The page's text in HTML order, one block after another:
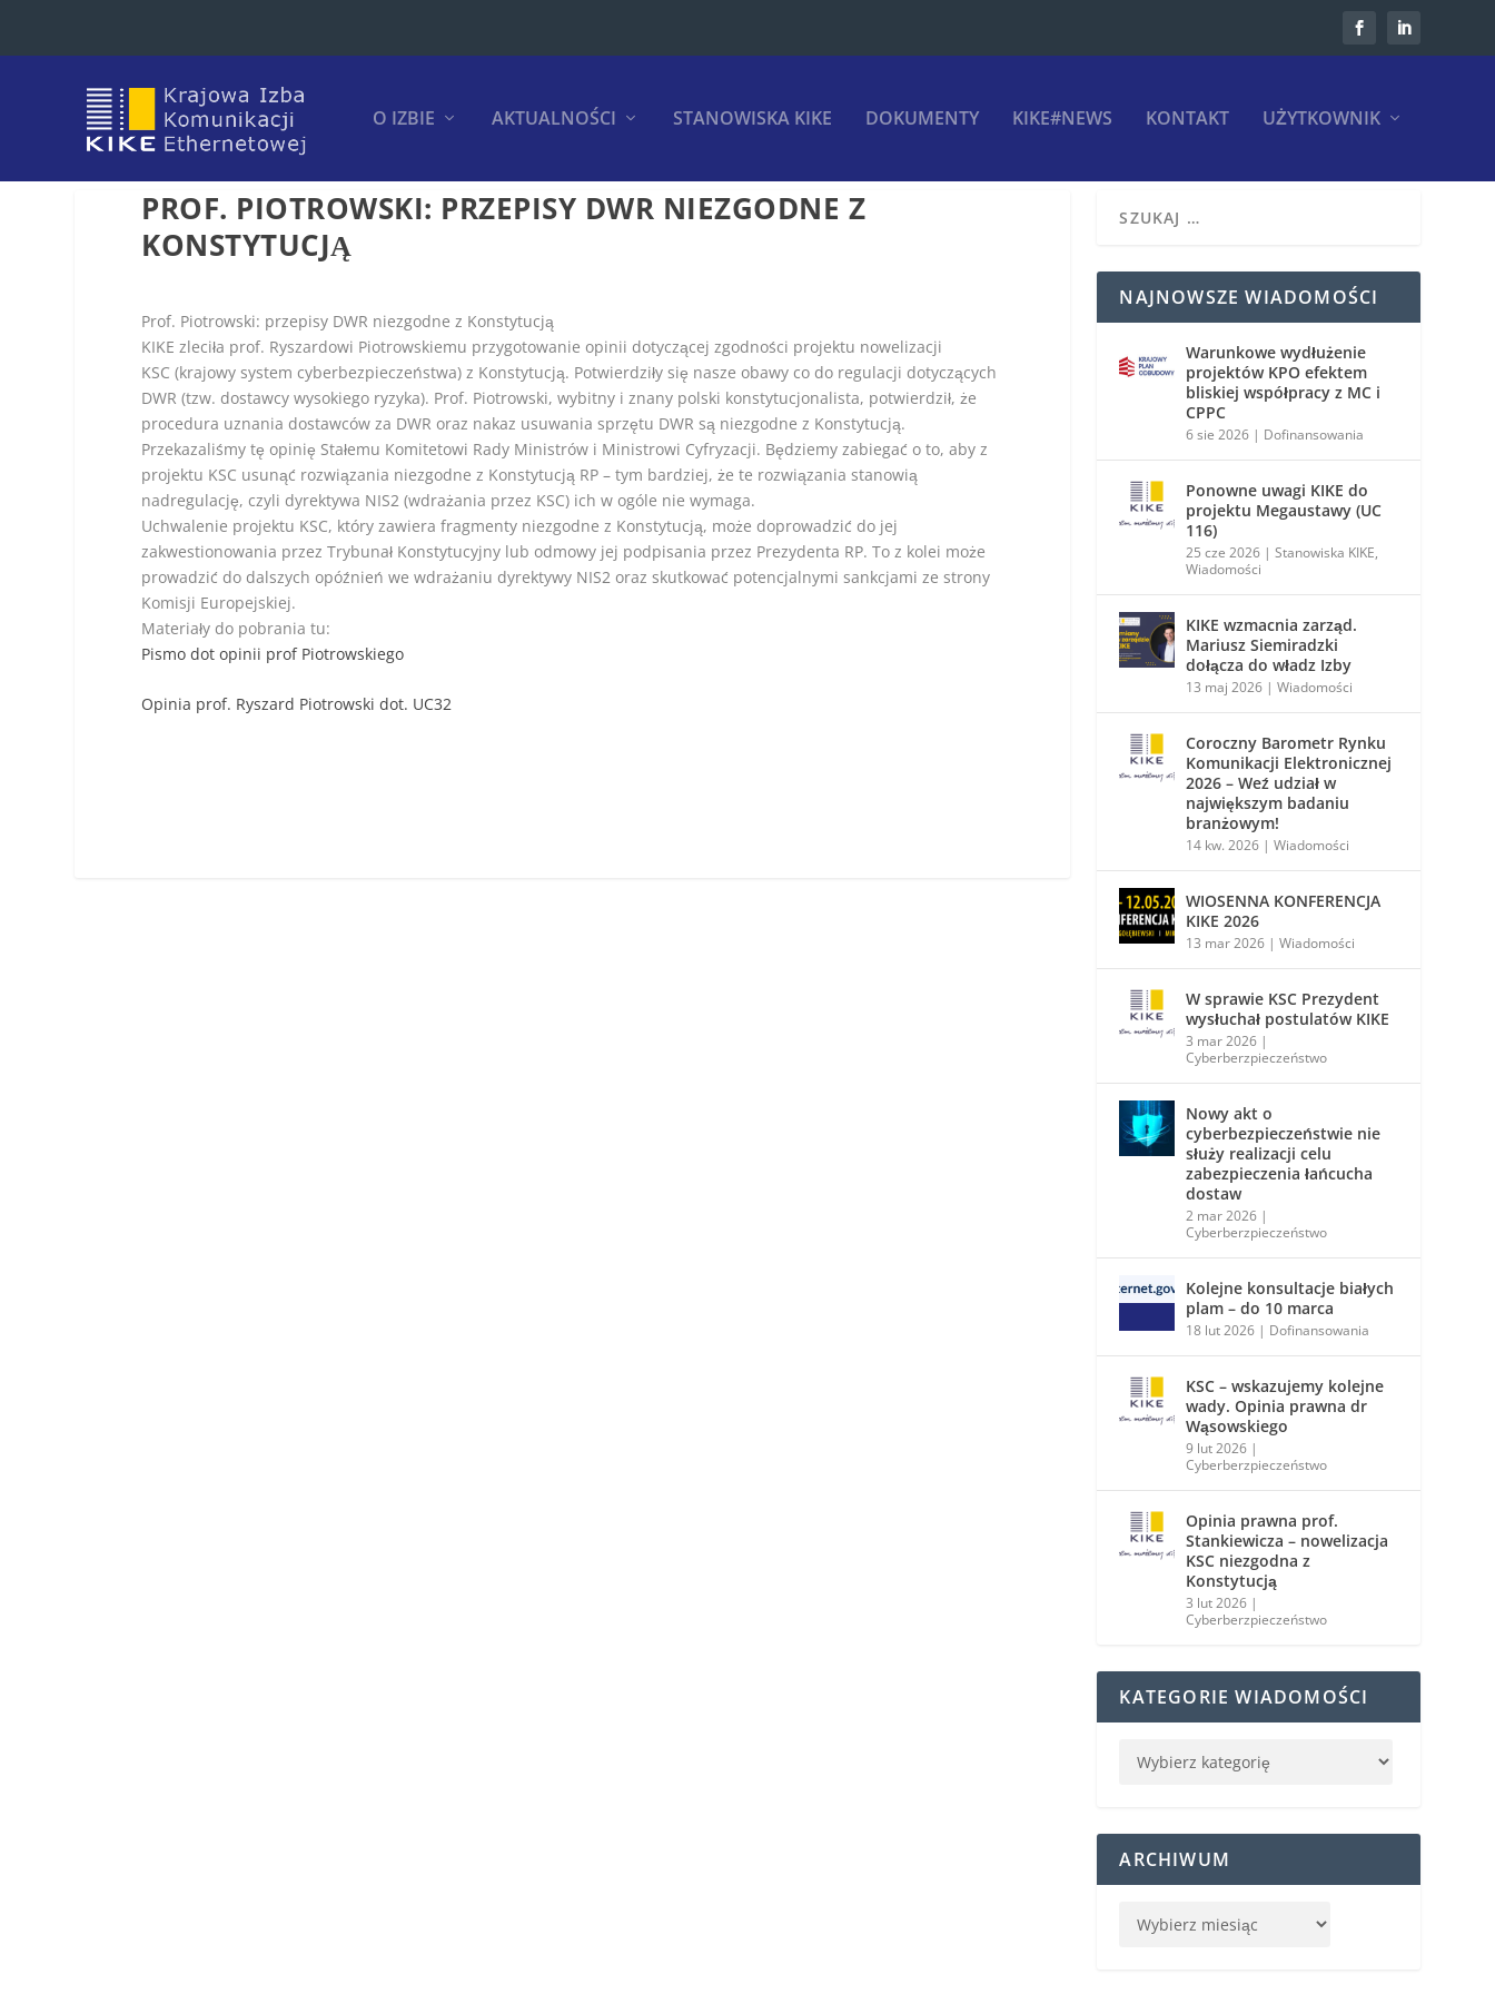
O IZBIE AKTUALNOŚCI STANOWISKA KIKE DOKUMENTY KIKE#NEWS KONTAKT UŻYTKOWNIK
PROF. PIOTROWSKI: PRZEPISY DWR NIEZGODNE Z
KONSTYTUCJĄ
Prof. Piotrowski: przepisy DWR niezgodne z Konstytucją
KIKE zleciła prof. Ryszardowi Piotrowskiemu przygotowanie opinii dotyczącej zgodności projektu nowelizacji
KSC (krajowy system cyberbezpieczeństwa) z Konstytucją. Potwierdziły się nasze obawy co do regulacji dotyczących
DWR (tzw. dostawcy wysokiego ryzyka). Prof. Piotrowski, wybitny i znany polski konstytucjonalista, potwierdził, że
procedura uznania dostawców za DWR oraz nakaz usuwania sprzętu DWR są niezgodne z Konstytucją.
Przekazaliśmy tę opinię Stałemu Komitetowi Rady Ministrów i Ministrowi Cyfryzacji. Będziemy zabiegać o to, aby z
projektu KSC usunąć rozwiązania niezgodne z Konstytucją RP – tym bardziej, że te rozwiązania stanowią
nadregulację, czyli dyrektywa NIS2 (wdrażania przez KSC) ich w ogóle nie wymaga.
Uchwalenie projektu KSC, który zawiera fragmenty niezgodne z Konstytucją, może doprowadzić do jej
zakwestionowania przez Trybunał Konstytucyjny lub odmowy jej podpisania przez Prezydenta RP. To z kolei może
prowadzić do dalszych opóźnień we wdrażaniu dyrektywy NIS2 oraz skutkować potencjalnymi sankcjami ze strony
Komisji Europejskiej.
Materiały do pobrania tu:
Pismo dot opinii prof Piotrowskiego
Opinia prof. Ryszard Piotrowski dot. UC32
NAJNOWSZE WIADOMOŚCI
Warunkowe wydłużenie
projektów KPO efektem
bliskiej współpracy z MC i
CPPC
6 sie 2026 | Dofinansowania
Ponowne uwagi KIKE do
projektu Megaustawy (UC
116)
25 cze 2026 |Stanowiska KIKE,
Wiadomości
KIKE wzmacnia zarząd.
Mariusz Siemiradzki
dołącza do władz Izby
13 maj 2026 |Wiadomości
Coroczny Barometr Rynku
Komunikacji Elektronicznej
2026 – Weź udział w
największym badaniu
branżowym!
14 kw. 2026 |Wiadomości
WIOSENNA KONFERENCJA
KIKE 2026
13 mar 2026 |Wiadomości
W sprawie KSC Prezydent
wysłuchał postulatów KIKE
3 mar 2026 |
Cyberberzpieczeństwo
Nowy akt o
cyberbezpieczeństwie nie
służy realizacji celu
zabezpieczenia łańcucha
dostaw
2 mar 2026 |
Cyberberzpieczeństwo
Kolejne konsultacje białych
plam – do 10 marca
18 lut 2026 | Dofinansowania
KSC – wskazujemy kolejne
wady. Opinia prawna dr
Wąsowskiego
9 lut 2026 |
Cyberberzpieczeństwo
Opinia prawna prof.
Stankiewicza – nowelizacja
KSC niezgodna z
Konstytucją
3 lut 2026 |
Cyberberzpieczeństwo
KATEGORIE WIADOMOŚCI
ARCHIWUM